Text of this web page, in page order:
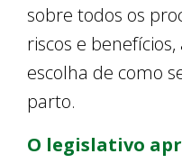
sobre todos os
riscos e
escolha de como
parto.
O legislativo